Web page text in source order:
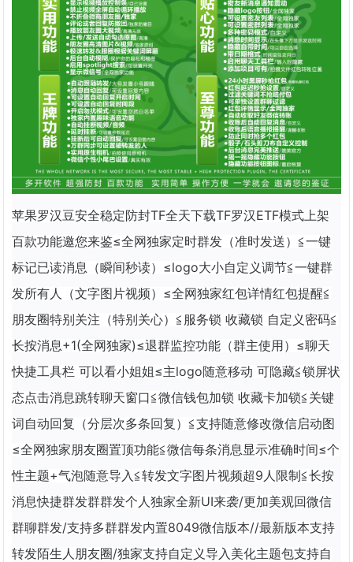
苹果罗汉豆安全稳定防封TF全天下载TF罗汉ETF模式上架
百款功能邀您来鉴≤全网独家定时群发（准时发送）≦一键
标记已读消息（瞬间秒读）≤logo大小自定义调节≦一键群
发所有人（文字图片视频）≤全网独家红包详情红包提醒≦
朋友圈特别关注（特别关心）≦服务锁 收藏锁 自定义密码≦
长按消息+1(全网独家)≤退群监控功能（群主使用）≤聊天
快捷工具栏 可以看小姐姐≤主logo随意移动 可隐藏≦锁屏状
态点击消息跳转聊天窗口≦微信钱包加锁 收藏卡加锁≦关键
词自动回复（分层次多条回复）≦支持随意修改微信启动图
≤全网独家朋友圈置顶功能≦微信每条消息显示准确时间≤个
性主题+气泡随意导入≦转发文字图片视频超9人限制≦长按
消息快捷群发群群发个人独家全新UI来袭/更加美观回微信
群聊群发/支持多群群发内置8049微信版本//最新版本支持
转发陌生人朋友圈/独家支持自定义导入美化主题包支持自